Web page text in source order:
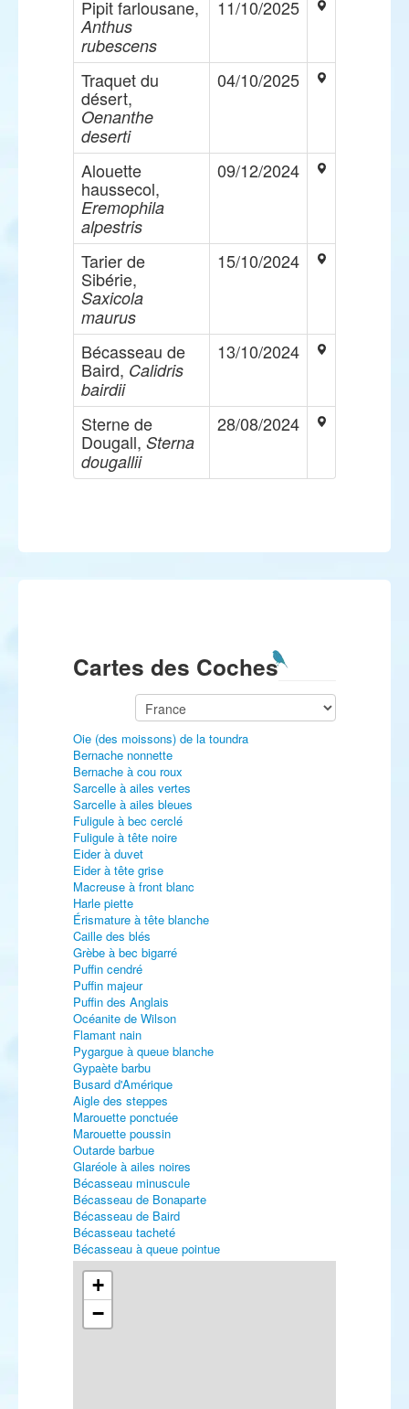
Pipit farlousane,
Anthus
rubescens
11/10/2025
Traquet du
désert,
Oenanthe
deserti
04/10/2025
Alouette
haussecol,
Eremophila
alpestris
09/12/2024
Tarier de
Sibérie,
Saxicola
maurus
15/10/2024
Bécasseau de
Baird, Calidris
bairdii
13/10/2024
Sterne de
Dougall, Sterna
dougallii
28/08/2024
Cartes des Coches
Oie (des moissons) de la toundra
Bernache nonnette
Bernache à cou roux
Sarcelle à ailes vertes
Sarcelle à ailes bleues
Fuligule à bec cerclé
Fuligule à tête noire
Eider à duvet
Eider à tête grise
Macreuse à front blanc
Harle piette
Érismature à tête blanche
Caille des blés
Grèbe à bec bigarré
Puffin cendré
Puffin majeur
Puffin des Anglais
Océanite de Wilson
Flamant nain
Pygargue à queue blanche
Gypaète barbu
Busard d'Amérique
Aigle des steppes
Marouette ponctuée
Marouette poussin
Outarde barbue
Glaréole à ailes noires
Bécasseau minuscule
Bécasseau de Bonaparte
Bécasseau de Baird
Bécasseau tacheté
Bécasseau à queue pointue
Bécasseau falcinelle
Bécassin à long bec
Bartramie des champs
Chevalier à pattes jaunes
Chevalier bargette
+
−